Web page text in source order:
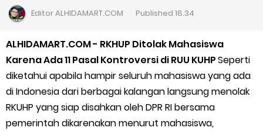
Cara Daftar Goshop agar Cepat Diterima
Apa itu Grab Saap? Layanan Antri Online Terbaru Dari Grab
Cara Ping DNS Server Gojek Gopartner
Cara Mudah Melihat Nomor Shopeepay Sendiri dan Orang Lain
EditorALHIDAMART.COM Published 18.34
ALHIDAMART.COM - RKHUP Ditolak Mahasiswa
Karena Ada 11 Pasal Kontroversi di RUU KUHPSeperti
diketahui apabila hampir seluruh mahasiswa yang ada
di Indonesia dari berbagai kalangan langsung menolak
RKUHP yang siap disahkan oleh DPR RI bersama
pemerintah dikarenakan menurut mahasiswa,